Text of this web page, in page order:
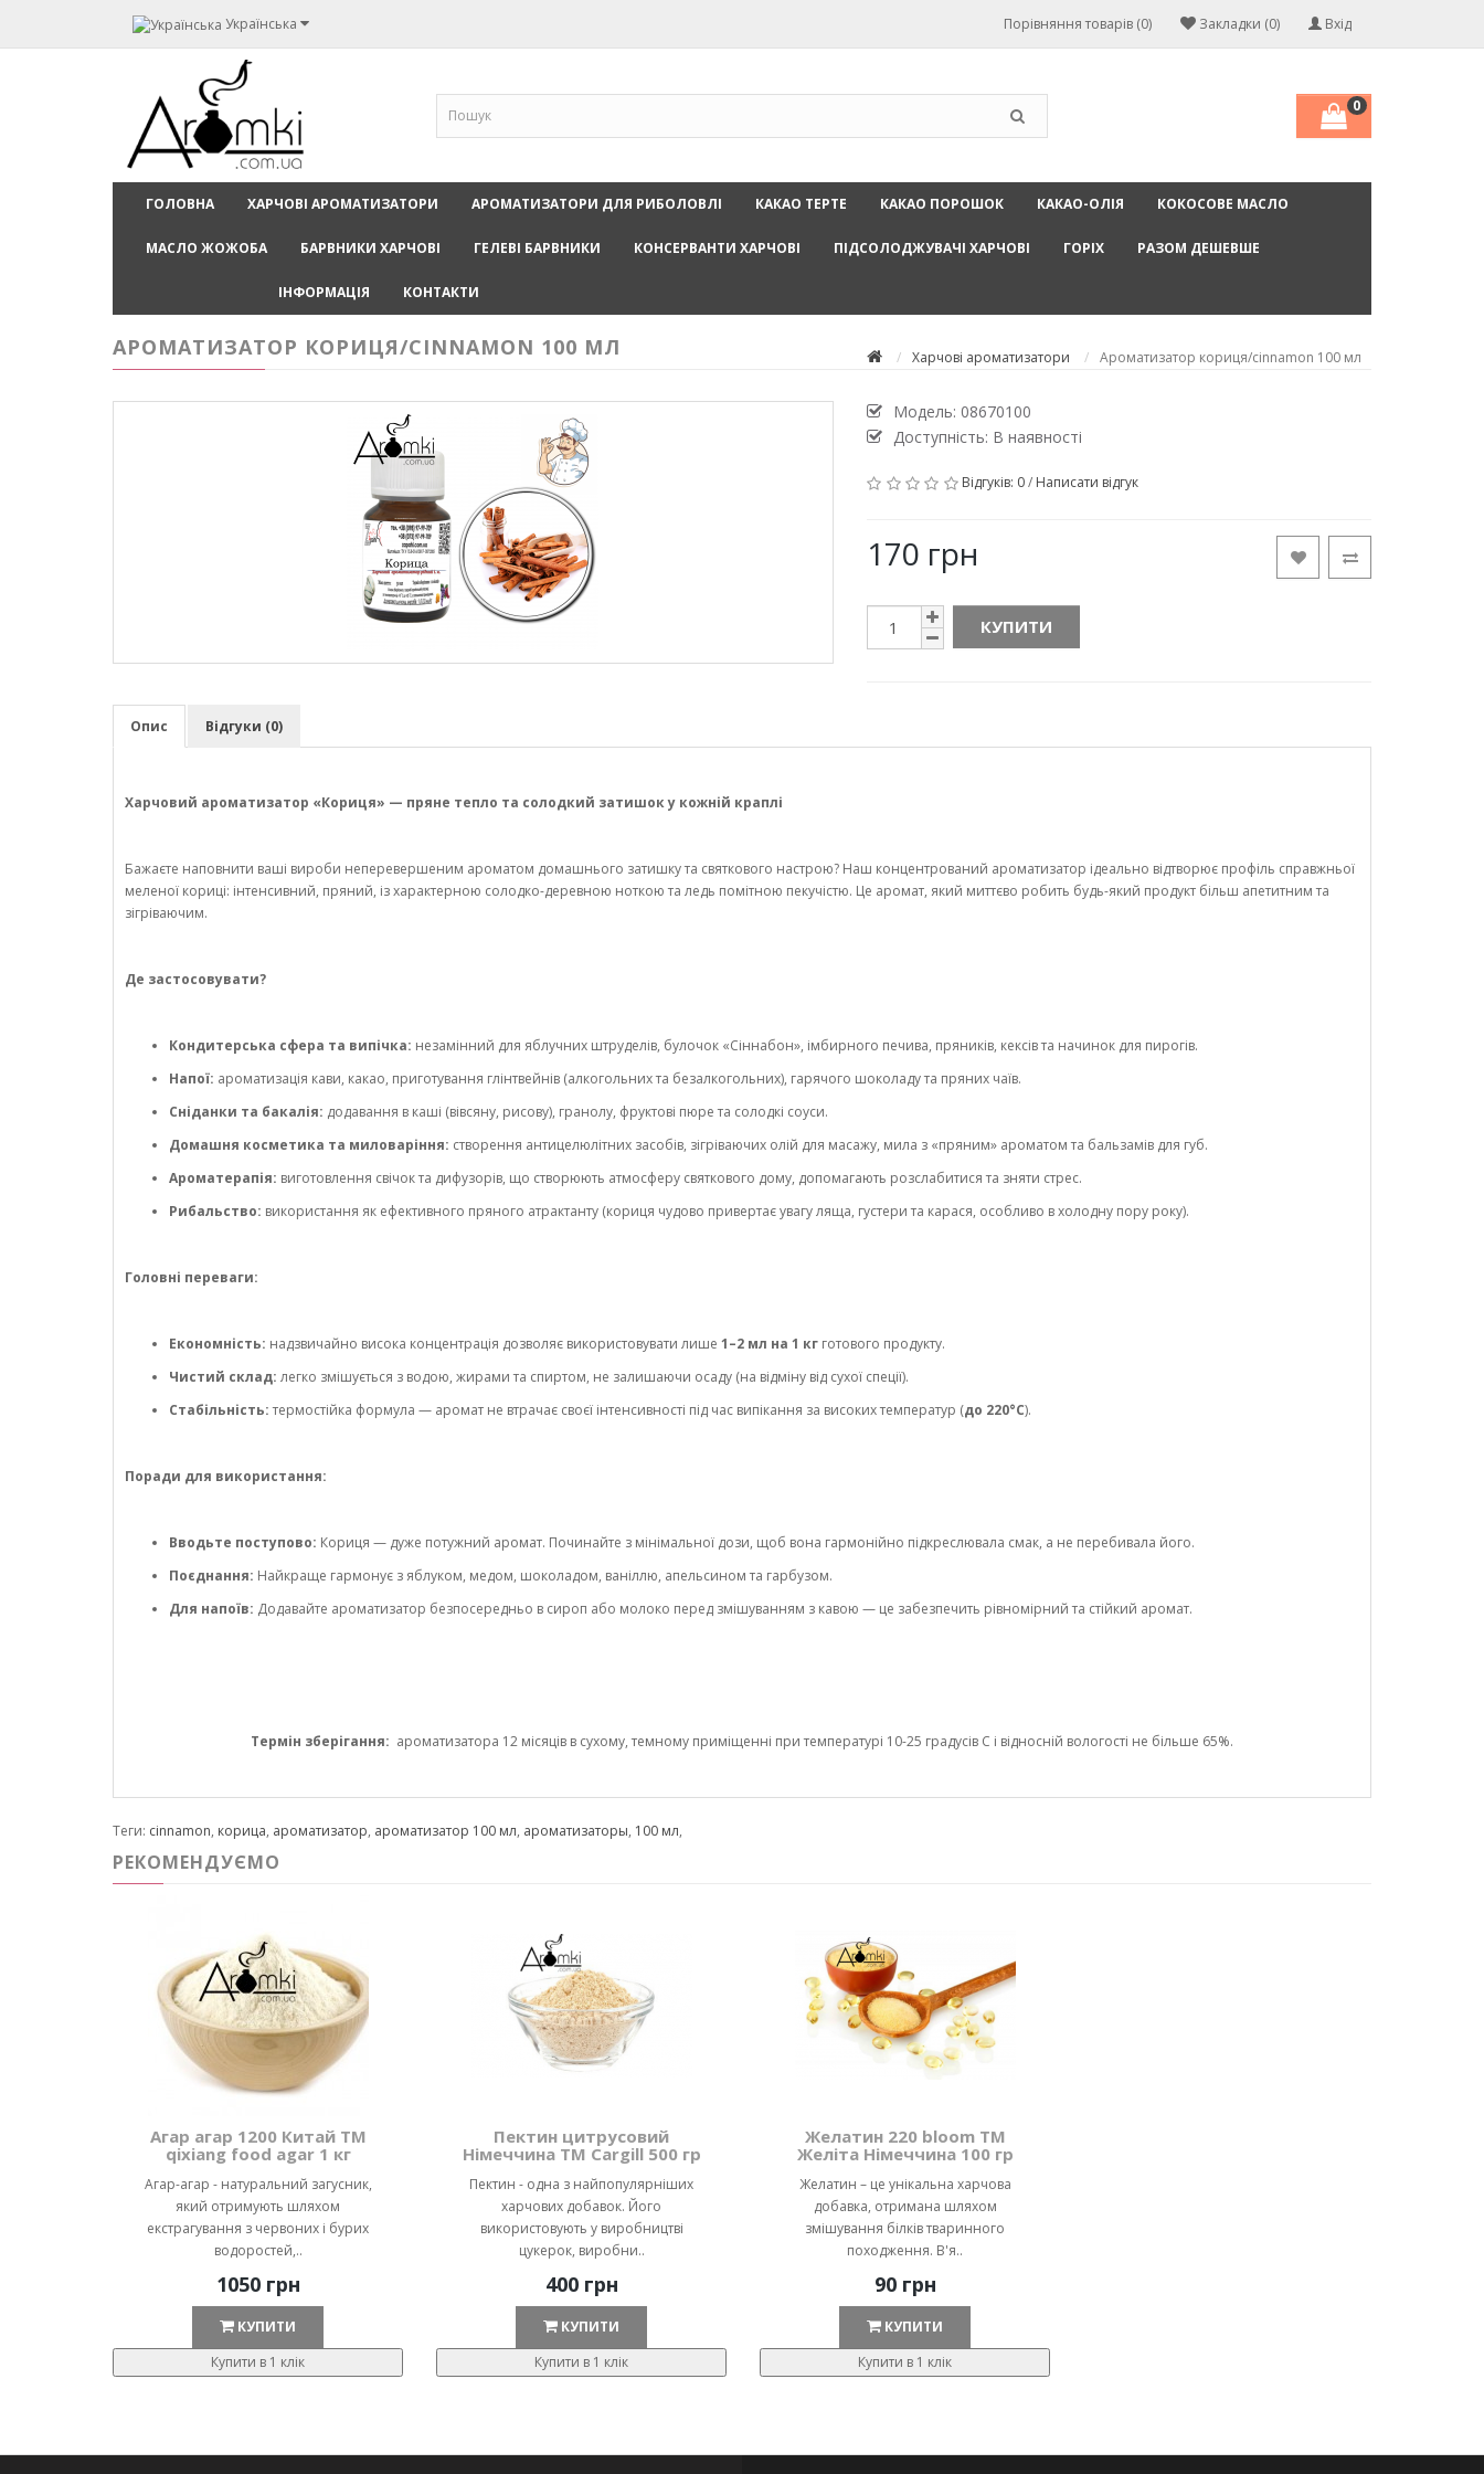
Українська Вхід
Закладки (0)
Порівняння товарів (0)
0
ГОЛОВНА ХАРЧОВІ АРОМАТИЗАТОРИ АРОМАТИЗАТОРИ ДЛЯ РИБОЛОВЛІ КАКАО ТЕРТЕ КАКАО ПОРОШОК КАКАО-ОЛІЯ КОКОСОВЕ МАСЛО
МАСЛО ЖОЖОБА БАРВНИКИ ХАРЧОВІ ГЕЛЕВІ БАРВНИКИ КОНСЕРВАНТИ ХАРЧОВІ ПІДСОЛОДЖУВАЧІ ХАРЧОВІ ГОРІХ РАЗОМ ДЕШЕВШЕ
ІНФОРМАЦІЯ КОНТАКТИ
Харчові ароматизатори Ароматизатор кориця/cinnamon 100 мл
АРОМАТИЗАТОР КОРИЦЯ/CINNAMON 100 МЛ
Модель: 08670100
Доступність: В наявності
Відгуків: 0/ Написати відгук
170 грн
КУПИТИ
Опис Відгуки (0)
Харчовий ароматизатор «Кориця» — пряне тепло та солодкий затишок у кожній краплі
Бажаєте наповнити ваші вироби неперевершеним ароматом домашнього затишку та святкового настрою? Наш концентрований ароматизатор ідеально відтворює профіль справжньої
меленої кориці: інтенсивний, пряний, із характерною солодко-деревною ноткою та ледь помітною пекучістю. Це аромат, який миттєво робить будь-який продукт більш апетитним та
зігріваючим.
Де застосовувати?
Кондитерська сфера та випічка: незамінний для яблучних штруделів, булочок «Сіннабон», імбирного печива, пряників, кексів та начинок для пирогів.
Напої: ароматизація кави, какао, приготування глінтвейнів (алкогольних та безалкогольних), гарячого шоколаду та пряних чаїв.
Сніданки та бакалія: додавання в каші (вівсяну, рисову), гранолу, фруктові пюре та солодкі соуси.
Домашня косметика та миловаріння: створення антицелюлітних засобів, зігріваючих олій для масажу, мила з «пряним» ароматом та бальзамів для губ.
Ароматерапія: виготовлення свічок та дифузорів, що створюють атмосферу святкового дому, допомагають розслабитися та зняти стрес.
Рибальство: використання як ефективного пряного атрактанту (кориця чудово привертає увагу ляща, густери та карася, особливо в холодну пору року).
Головні переваги:
Економність: надзвичайно висока концентрація дозволяє використовувати лише 1–2 мл на 1 кг готового продукту.
Чистий склад: легко змішується з водою, жирами та спиртом, не залишаючи осаду (на відміну від сухої спеції).
Стабільність:термостійка формула — аромат не втрачає своєї інтенсивності під час випікання за високих температур (до 220°C).
Поради для використання:
Вводьте поступово: Кориця — дуже потужний аромат. Починайте з мінімальної дози, щоб вона гармонійно підкреслювала смак, а не перебивала його.
Поєднання: Найкраще гармонує з яблуком, медом, шоколадом, ваніллю, апельсином та гарбузом.
Для напоїв: Додавайте ароматизатор безпосередньо в сироп або молоко перед змішуванням з кавою — це забезпечить рівномірний та стійкий аромат.
Термін зберігання: ароматизатора 12 місяців в сухому, темному приміщенні при температурі 10-25 градусів С і відносній вологості не більше 65%.
Теги: cinnamon, корица, ароматизатор, ароматизатор 100 мл, ароматизаторы, 100 мл,
РЕКОМЕНДУЄМО
Агар агар 1200 Китай ТМ
qixiang food agar 1 кг
Агар-агар - натуральний загусник,
який отримують шляхом
екстрагування з червоних і бурих
водоростей,..
1050 грн
КУПИТИ
Купити в 1 клік
Пектин цитрусовий
Німеччина ТМ Cargill 500 гр
Пектин - одна з найпопулярніших
харчових добавок. Його
використовують у виробництві
цукерок, виробни..
400 грн
КУПИТИ
Купити в 1 клік
Желатин 220 bloom ТМ
Желіта Німеччина 100 гр
Желатин – це унікальна харчова
добавка, отримана шляхом
змішування білків тваринного
походження. В'я..
90 грн
КУПИТИ
Купити в 1 клік